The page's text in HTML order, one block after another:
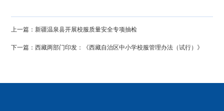
上一篇：新疆温泉县开展校服质量安全专项抽检
下一篇：西藏两部门印发：《西藏自治区中小学校服管理办法（试行）》